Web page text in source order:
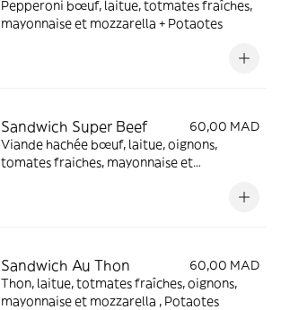
Pepperoni bœuf, laitue, totmates fraîches,
mayonnaise et mozzarella + Potaotes
Sandwich Super Beef
60,00 MAD
Viande hachée bœuf, laitue, oignons,
tomates fraiches, mayonnaise et
Sandwich Au Thon
60,00 MAD
Thon, laitue, totmates fraîches, oignons,
mayonnaise et mozzarella , Potaotes